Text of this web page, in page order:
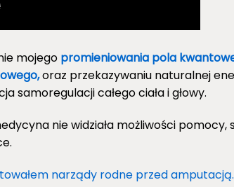
mojego promieniowania pola
oraz przekazywaniu naturalnej
samoregulacji całego ciała i głowy.
nie widziała możliwości
narządy rodne przed amputacją.